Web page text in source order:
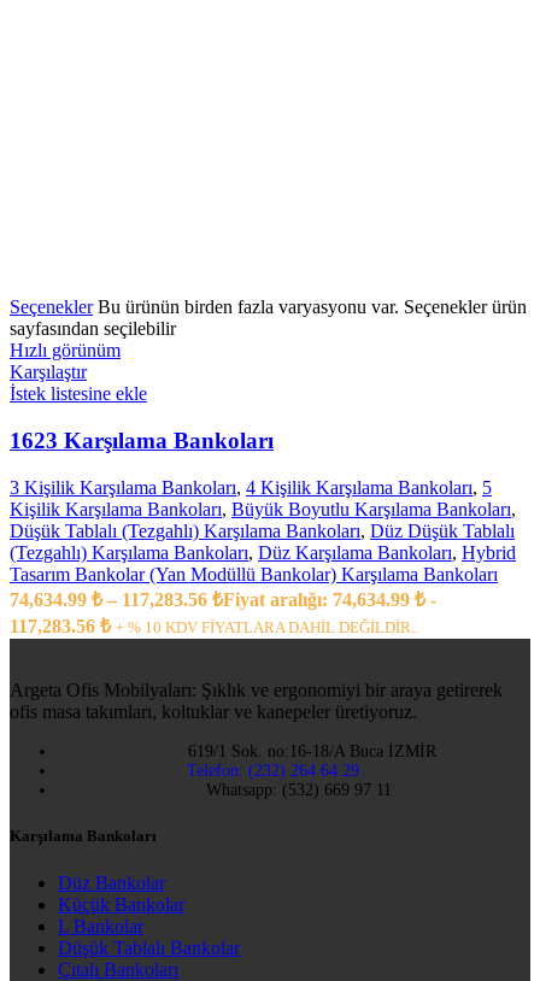
Seçenekler Bu ürünün birden fazla varyasyonu var. Seçenekler ürün
sayfasından seçilebilir
Hızlı görünüm
Karşılaştır
İstek listesine ekle
1623 Karşılama Bankoları
3 Kişilik Karşılama Bankoları, 4 Kişilik Karşılama Bankoları, 5
Kişilik Karşılama Bankoları, Büyük Boyutlu Karşılama Bankoları,
Düşük Tablalı (Tezgahlı) Karşılama Bankoları, Düz Düşük Tablalı
(Tezgahlı) Karşılama Bankoları, Düz Karşılama Bankoları, Hybrid
Tasarım Bankolar (Yan Modüllü Bankolar) Karşılama Bankoları
74,634.99 ₺ – 117,283.56 ₺Fiyat aralığı: 74,634.99 ₺ -
117,283.56 ₺ + % 10 KDV FİYATLARA DAHİL DEĞİLDİR..
Argeta Ofis Mobilyaları: Şıklık ve ergonomiyi bir araya getirerek
ofis masa takımları, koltuklar ve kanepeler üretiyoruz.
619/1 Sok. no:16-18/A Buca İZMİR
Telefon: (232) 264 64 29
Whatsapp: (532) 669 97 11
Karşılama Bankoları
Düz Bankolar
Küçük Bankolar
L Bankolar
Düşük Tablalı Bankolar
Çıtalı Bankoları